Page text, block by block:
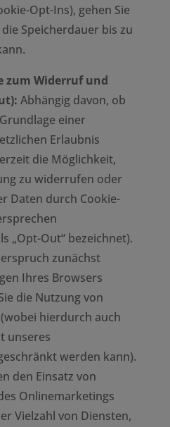
Opt-Ins), gehen Sie
Speicherdauer bis zu
zum Widerruf und
Abhängig davon, ob
einer
Erlaubnis
die Möglichkeit,
zu widerrufen oder
Daten durch Cookie-
„Opt-Out“ bezeichnet).
zunächst
Ihres Browsers
die Nutzung von
hierdurch auch
unseres
werden kann).
den Einsatz von
Onlinemarketings
Vielzahl von Diensten,